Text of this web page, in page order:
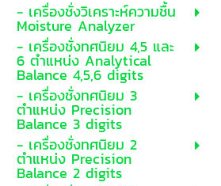
- เครื่องชั่งวิเคราะห์ความชื้น
Moisture Analyzer
- เครื่องชั่งทศนิยม 4,5 และ
6 ตำแหน่ง Analytical
Balance 4,5,6 digits
- เครื่องชั่งทศนิยม 3
ตำแหน่ง Precision
Balance 3 digits
- เครื่องชั่งทศนิยม 2
ตำแหน่ง Precision
Balance 2 digits